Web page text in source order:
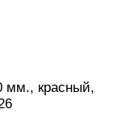
мм., красный,